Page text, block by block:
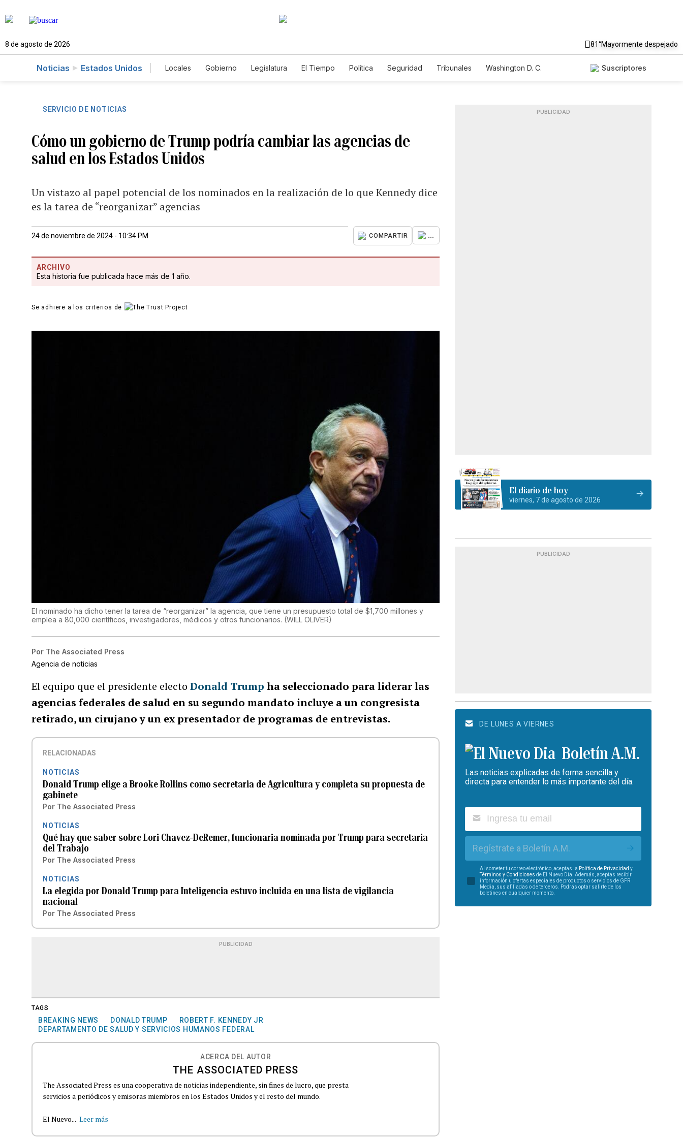
8 de agosto de 2026 81°Mayormente despejado
Noticias Estados Unidos Locales Gobierno Legislatura El Tiempo Política Seguridad Tribunales
Washington D. C.
Suscriptores
SERVICIO DE NOTICIAS
Cómo un gobierno de Trump podría cambiar las agencias de
salud en los Estados Unidos
Un vistazo al papel potencial de los nominados en la realización de lo que Kennedy dice
es la tarea de “reorganizar” agencias
24 de noviembre de 2024 - 10:34 PM COMPARTIR ...
ARCHIVO
Esta historia fue publicada hace más de 1 año.
Se adhiere a los criterios de
El nominado ha dicho tener la tarea de “reorganizar” la agencia, que tiene un presupuesto total de $1,700 millones y
emplea a 80,000 científicos, investigadores, médicos y otros funcionarios. (WILL OLIVER)
Por The Associated Press
Agencia de noticias
El equipo que el presidente electoDonald Trump ha seleccionado para liderar las
agencias federales de salud en su segundo mandato incluye a un congresista
retirado, un cirujano y un ex presentador de programas de entrevistas.
RELACIONADAS
NOTICIAS
Donald Trump elige a Brooke Rollins como secretaria de Agricultura y completa su propuesta de
gabinete
Por The Associated Press
NOTICIAS
Qué hay que saber sobre Lori Chavez-DeRemer, funcionaria nominada por Trump para secretaria
del Trabajo
Por The Associated Press
NOTICIAS
La elegida por Donald Trump para Inteligencia estuvo incluida en una lista de vigilancia
nacional
Por The Associated Press
PUBLICIDAD
TAGS
BREAKING NEWS DONALD TRUMP
ROBERT F. KENNEDY JR
DEPARTAMENTO DE SALUD Y SERVICIOS HUMANOS FEDERAL
ACERCA DEL AUTOR
THE ASSOCIATED PRESS
The Associated Press es una cooperativa de noticias independiente, sin fines de lucro, que presta
servicios a periódicos y emisoras miembros en los Estados Unidos y el resto del mundo.
El Nuevo... Leer más
PUBLICIDAD
El diario de hoy
viernes, 7 de agosto de 2026
PUBLICIDAD
DE LUNES A VIERNES
Boletín A.M.
Las noticias explicadas de forma sencilla y
directa para entender lo más importante del día.
Regístrate a Boletín A.M.
Al someter tu correo electrónico, aceptas la Política de Privacidad y
Términos y Condiciones de El Nuevo Día. Además, aceptas recibir
información u ofertas especiales de productos o servicios de GFR
Media, sus afiliadas o de terceros. Podrás optar salirte de los
boletines en cualquier momento.